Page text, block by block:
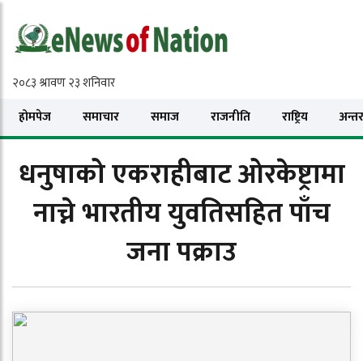
होमपेज समाचार समाज राजनीति राष्ट्रिय
धनुषाको एकराहीबाट ओरकेष्ट्रामा
नाच्ने भारतीय युवतिसहित पाँच
जना पक्राउ